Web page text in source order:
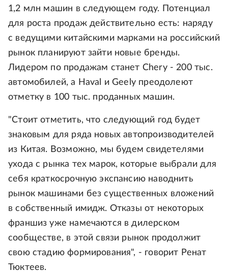
1,2 млн машин в следующем году. Потенциал
для роста продаж действительно есть: наряду
с ведущими китайскими марками на российский
рынок планируют зайти новые бренды.
Лидером по продажам станет Chery - 200 тыс.
автомобилей, а Haval и Geely преодолеют
отметку в 100 тыс. проданных машин.
"Стоит отметить, что следующий год будет
знаковым для ряда новых автопроизводителей
из Китая. Возможно, мы будем свидетелями
ухода с рынка тех марок, которые выбрали для
себя краткосрочную экспансию наводнить
рынок машинами без существенных вложений
в собственный имидж. Отказы от некоторых
франшиз уже намечаются в дилерском
сообществе, в этой связи рынок продолжит
свою стадию формирования", - говорит Ренат
Тюктеев.